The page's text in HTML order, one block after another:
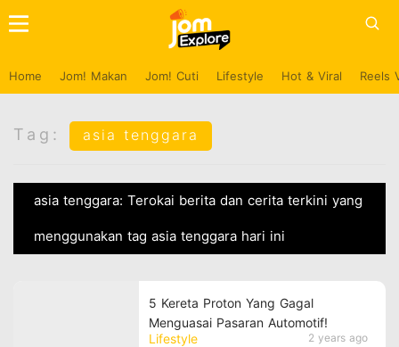
Home Jom! Makan Jom! Cuti Lifestyle Hot & Viral Reels
Tag: asia tenggara
asia tenggara: Terokai berita dan cerita terkini yang
menggunakan tag asia tenggara hari ini
Lifestyle 2 years ago
5 Kereta Proton Yang Gagal
Menguasai Pasaran Automotif!